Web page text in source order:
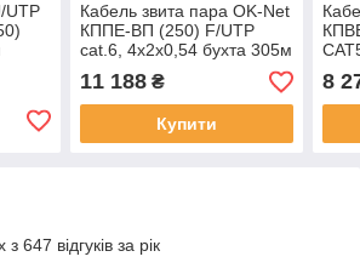
UTP
Кабель звита пара OK-Net
КППЕ-ВП (250) F/UTP
cat.6, 4х2х0,54 бухта 305м
11 188₴
Купити
305
8
647 відгуків за рік